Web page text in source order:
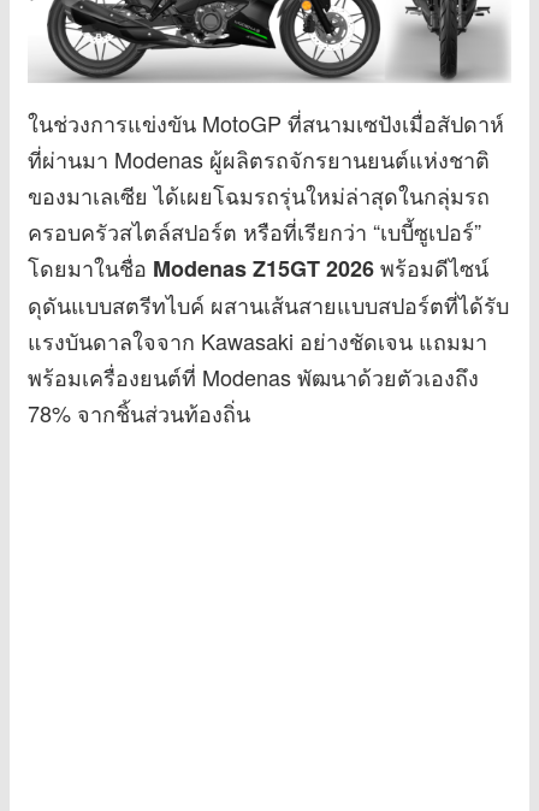
ในช่วงการแข่งขัน MotoGP ที่สนามเซปังเมื่อสัปดาห์
ที่ผ่านมา Modenas ผู้ผลิตรถจักรยานยนต์แห่งชาติ
ของมาเลเซีย ได้เผยโฉมรถรุ่นใหม่ล่าสุดในกลุ่มรถ
ครอบครัวสไตล์สปอร์ต หรือที่เรียกว่า “เบบี้ซูเปอร์”
โดยมาในชื่อ Modenas Z15GT 2026พร้อมดีไซน์
ดุดันแบบสตรีทไบค์ ผสานเส้นสายแบบสปอร์ตที่ได้รับ
แรงบันดาลใจจาก Kawasaki อย่างชัดเจน แถมมา
พร้อมเครื่องยนต์ที่ Modenas พัฒนาด้วยตัวเองถึง
78% จากชิ้นส่วนท้องถิ่น